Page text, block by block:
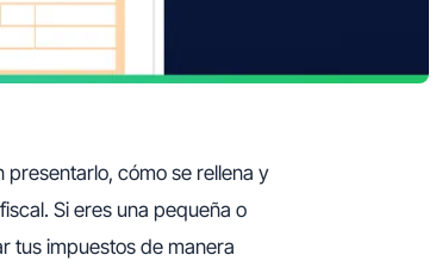
presentarlo, cómo se rellena y
Si eres una pequeña o
tus impuestos de manera